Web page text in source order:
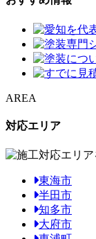
AREA
対応エリア
東海市
半田市
知多市
大府市